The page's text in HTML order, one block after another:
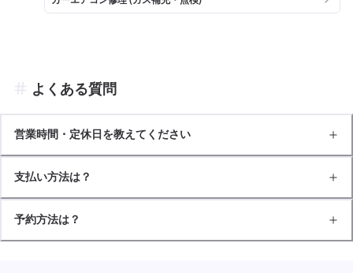
よくある質問
営業時間・定休日を教えてください
支払い方法は？
予約方法は？